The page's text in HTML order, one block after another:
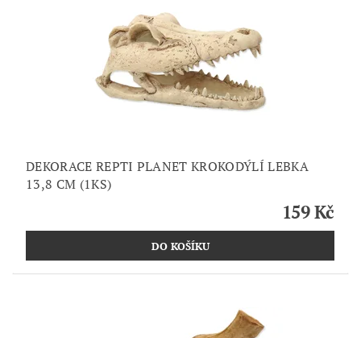
DEKORACE REPTI PLANET KROKODÝLÍ LEBKA
13,8 CM (1KS)
159 Kč